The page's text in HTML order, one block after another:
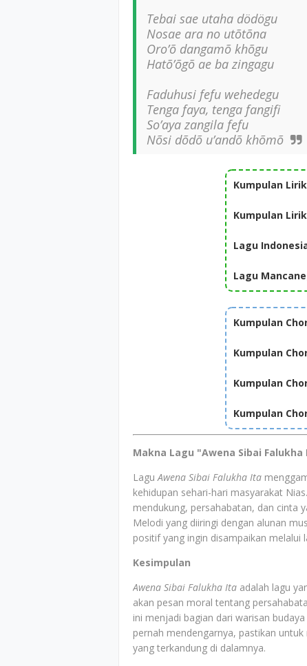
Tebai sae utaha dödögu
Nosae ara no utõtõna
Oro’õ dangamõ khõgu
Hatõ’õgõ ae ba zingagu
Faduhusi fefu wehedegu
Tenga faya, tenga fangifi
So’aya zangila fefu
Nõsi dõdõ u’andõ khõmõ
Kumpulan
Kumpulan
Lagu
Lagu
Kumpulan
Kumpulan
Kumpulan
Kumpulan
Makna Lagu "Awena Sibai Falukha
LaguAwena Sibai Falukha Ita
kehidupan sehari-hari masyarakat
mendukung, persahabatan, dan cinta
Melodi yang diiringi dengan alunan
positif yang ingin disampaikan melalui
Kesimpulan
Awena Sibai Falukha Ita adalah lagu
akan pesan moral tentang
ini menjadi bagian dari warisan
pernah mendengarnya, pastikan
yang terkandung di dalamnya.